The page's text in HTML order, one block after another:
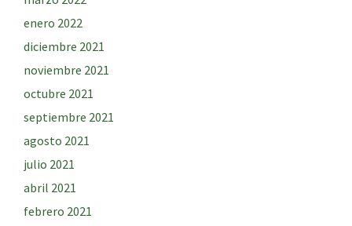
enero 2022
diciembre 2021
noviembre 2021
octubre 2021
septiembre 2021
agosto 2021
julio 2021
abril 2021
febrero 2021